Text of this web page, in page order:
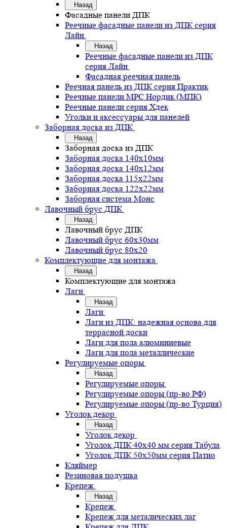
Назад
Фасадные панели ДПК
Реечные фасадные панели из ДПК серия
Лайн
Назад
Реечные фасадные панели из ДПК
серия Лайн
Фасадная реечная панель
Реечная панель из ДПК серия Практик
Реечные панели MPC Нордик (МПК)
Реечные панели серия Хдек
Уголки и аксессуары для панелей
Заборная доска из ДПК
Назад
Заборная доска из ДПК
Заборная доска 140х10мм
Заборная доска 140х12мм
Заборная доска 115х22мм
Заборная доска 122х22мм
Заборная система Монс
Лавочный брус ДПК
Назад
Лавочный брус ДПК
Лавочный брус 60х30мм
Лавочный брус 80х20
Комплектующие для монтажа
Назад
Комплектующие для монтажа
Лаги
Назад
Лаги
Лаги из ДПК: надежная основа для
террасной доски
Лаги для пола алюминиевые
Лаги для пола металлические
Регулируемые опоры
Назад
Регулируемые опоры
Регулируемые опоры (пр-во РФ)
Регулируемые опоры (пр-во Турция)
Уголок декор
Назад
Уголок декор
Уголок ДПК 40х40 мм серия Табула
Уголок ДПК 50х50мм серия Патио
Кляймер
Резиновая подушка
Крепеж
Назад
Крепеж
Крепеж для металических лаг